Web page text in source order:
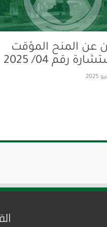
عن المنح المؤقت
رقم 04/ 2025